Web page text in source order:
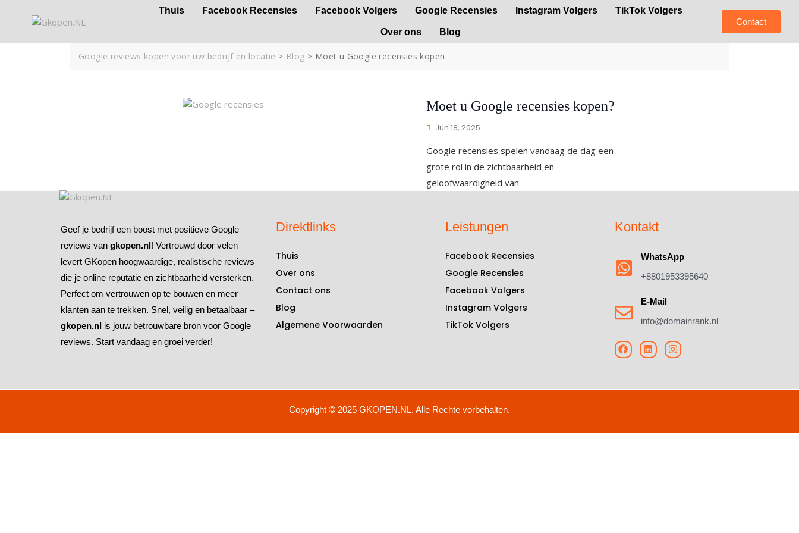
Thuis Facebook Recensies Facebook Volgers Google Recensies Instagram Volgers TikTok Volgers
Over ons Blog
Contact
Google reviews kopen voor uw bedrijf en locatie > Blog > Moet u Google recensies kopen
Moet u Google recensies kopen?
Jun 18, 2025
Google recensies spelen vandaag de dag een
grote rol in de zichtbaarheid en
geloofwaardigheid van
Geef je bedrijf een boost met positieve Google
reviews van gkopen.nl! Vertrouwd door velen
levert GKopen hoogwaardige, realistische reviews
die je online reputatie en zichtbaarheid versterken.
Perfect om vertrouwen op te bouwen en meer
klanten aan te trekken. Snel, veilig en betaalbaar –
gkopen.nl is jouw betrouwbare bron voor Google
reviews. Start vandaag en groei verder!
Direktlinks
Thuis
Over ons
Contact ons
Blog
Algemene Voorwaarden
Leistungen
Facebook Recensies
Google Recensies
Facebook Volgers
Instagram Volgers
TikTok Volgers
Kontakt
WhatsApp
+8801953395640
E-Mail
info@domainrank.nl
Copyright © 2025 GKOPEN.NL. Alle Rechte vorbehalten.